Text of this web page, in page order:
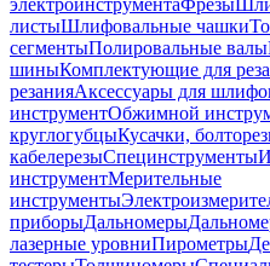
электроинструментаФрезы
листыШлифовальные чашки
сегментыПолировальные валы
шиныКомплектующие для
резанияАксессуары для
инструментОбжимной
круглогубцыКусачки,
кабелерезыСпецинструменты
инструментМерительные
инструменты
приборыДальномеры
лазерные уровниПирометры